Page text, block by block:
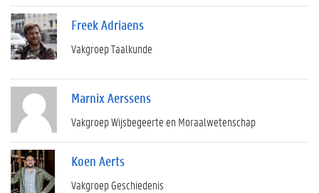
Freek Adriaens
Vakgroep Taalkunde
Marnix Aerssens
Vakgroep Wijsbegeerte en Moraalwetenschap
Koen Aerts
Vakgroep Geschiedenis